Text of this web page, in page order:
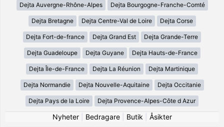
Dejta Auvergne-Rhône-Alpes Dejta Bourgogne-Franche-Comté
Dejta Bretagne Dejta Centre-Val de Loire Dejta Corse
Dejta Fort-de-france Dejta Grand Est Dejta Grande-Terre
Dejta Guadeloupe Dejta Guyane Dejta Hauts-de-France
Dejta Île-de-France Dejta La Réunion Dejta Martinique
Dejta Normandie Dejta Nouvelle-Aquitaine Dejta Occitanie
Dejta Pays de la Loire Dejta Provence-Alpes-Côte d Azur
Nyheter| Bedragare| Butik
Åsikter